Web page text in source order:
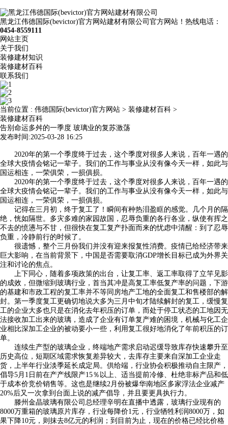
黑龙江伟德国际(bevictor)官方网站建材有限公司官方网站！热线电话：
0454-8559111
网站主页
关于我们
装修建材知识
装修建材百科
联系我们
当前位置 : 伟德国际(bevictor)官方网站 > 装修建材百科 >
装修建材百科
告别命运多舛的一季度 玻璃业的复苏激荡
发布时间:2025-03-28 16:25
2020年的第一个季度终于过去，这个季度对很多人来说，百年一遇的
全球大疫情会铭记一辈子。我们的工作与事业从没有像今天一样，如此与
国运相连，一荣俱荣，一损俱损。
2020年的第一个季度终于过去，这个季度对很多人来说，百年一遇的
全球大疫情会铭记一辈子。我们的工作与事业从没有像今天一样，如此与
国运相连，一荣俱荣，一损俱损。
记得在三月初，终于复工了！瞬间有种热泪盈眶的感觉。几个月的隔
绝，恍如隔世。多灾多难的家园故国，忍辱负重的各行各业，纵使有挥之
不去的愤懑与不甘，但很快在复工复产扑面而来的忧虑中清醒：到了忍辱
负重，冷静前行的时候了。
很遗憾，整个三月份我们并没有迎来报复性消费。疫情已给经济带来
巨大影响，在当前背景下，中国是否需要取消GDP增长目标已成为外界关
注和讨论的焦点。
上下同心，随着多项政策的出台，让复工率、返工率取得了立竿见影
的成效，但微缩到玻璃行业，首当其冲是高复工率低复产率的问题，下游
的基建和市政工程的复工率并不等同房地产工地的全面复工和售楼部的解
封。第一季度复工更确切地说大多为三月中旬才陆续解封的复工，缓慢复
工的企业大多也只是在消化去年积压的订单，而处于停工状态的工地因无
法接收加工出来的玻璃，造成了企业有订单复产难的困境，机械与化工企
业相比深加工企业的被动要小一些，利用复工很好地消化了年前积压的订
单。
连续生产型的玻璃企业，终端地产需求启动迟缓导致库存快速攀升至
历史高位，短期区域需求恢复差异较大，去库存主要来自深加工企业走
货，上半年行业淡季延长成定局。供给端，行业协会积极推动自主限产，
倡导5月1日前在产产线限产15％以上、适当提前冷修、杜绝非标产品和低
于成本价竞价销售等。这也是继续2月份被爆华南地区多家浮法企业减产
20%后又一次拿到台面上说的减产倡导，并且要更具执行力。
滕州金晶玻璃有限公司总经理辛明在直播中透露，玻璃行业现有的
8000万重箱的玻璃原片库存，行业每降价1元，行业牺牲利润8000万，如
果下降10元，则抹去8亿元的利润；到目前为止，现在的价格已经比价格